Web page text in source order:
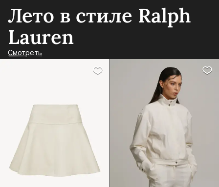
Лето в стиле Ralph
Lauren
Смотреть